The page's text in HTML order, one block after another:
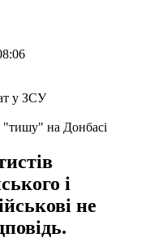
"тишу" на Донбасі
і
не